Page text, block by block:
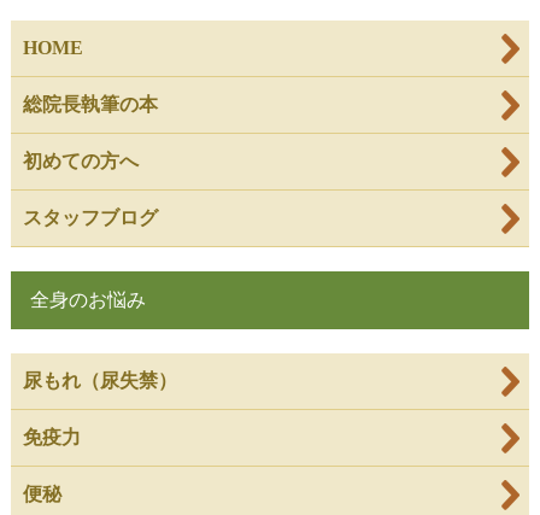
HOME
総院長執筆の本
初めての方へ
スタッフブログ
全身のお悩み
尿もれ（尿失禁）
免疫力
便秘